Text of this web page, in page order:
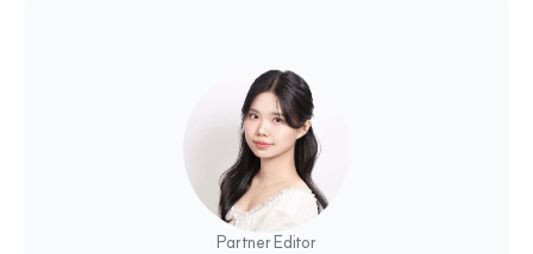
Partner Editor